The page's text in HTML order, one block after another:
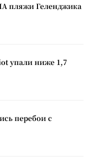
пляжи Геленджика
упали ниже 1,7
перебои с